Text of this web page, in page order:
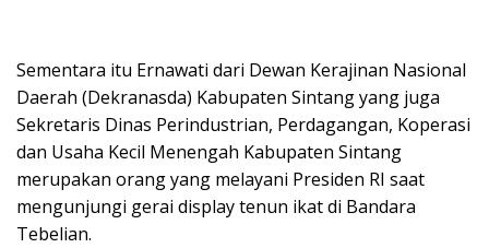
Sementara itu Ernawati dari Dewan Kerajinan Nasional
Daerah (Dekranasda) Kabupaten Sintang yang juga
Sekretaris Dinas Perindustrian, Perdagangan, Koperasi
dan Usaha Kecil Menengah Kabupaten Sintang
merupakan orang yang melayani Presiden RI saat
mengunjungi gerai display tenun ikat di Bandara
Tebelian.